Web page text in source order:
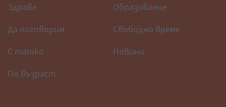
Здраве
Образование
Да поговорим
Свободно време
С татко
Новини
По възраст